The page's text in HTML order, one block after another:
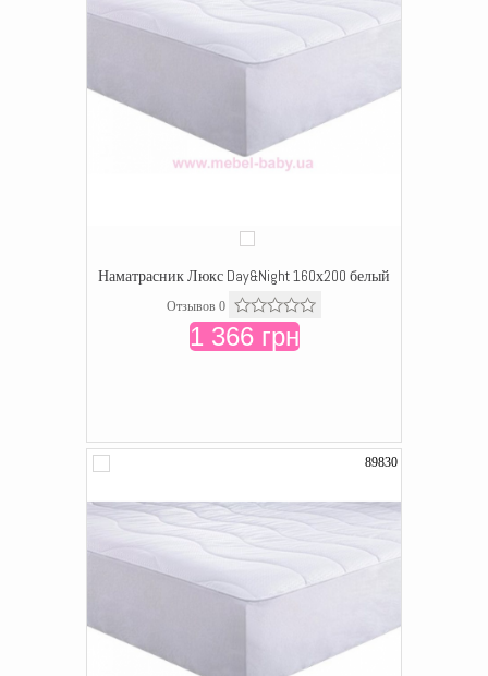
Наматрасник Люкс Day&Night 160х200 белый
Отзывов 0
1 366 грн
89830